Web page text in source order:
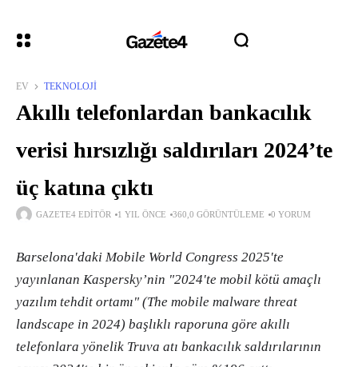
EV TEKNOLOJI
Akıllı telefonlardan bankacılık
verisi hırsızlığı saldırıları 2024’te
üç katına çıktı
GAZETE4 EDITÖR 1 YIL ÖNCE 360,0 GÖRÜNTÜLEME 0 YORUM
Barselona'daki Mobile World Congress 2025'te
yayınlanan Kaspersky’nin "2024'te mobil kötü amaçlı
yazılım tehdit ortamı" (The mobile malware threat
landscape in 2024) başlıklı raporuna göre akıllı
telefonlara yönelik Truva atı bankacılık saldırılarının